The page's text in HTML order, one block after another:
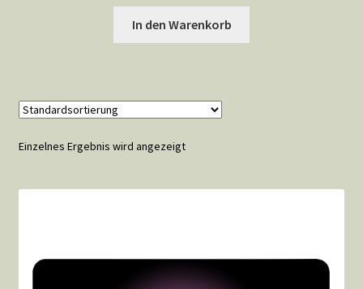
war:
13.268,50 €9.000,00 €.
In den Warenkorb
Einzelnes Ergebnis wird angezeigt